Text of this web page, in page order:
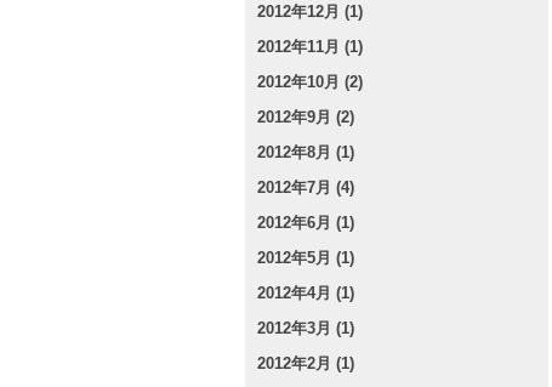
2012年12月 (1)
2012年11月 (1)
2012年10月 (2)
2012年9月 (2)
2012年8月 (1)
2012年7月 (4)
2012年6月 (1)
2012年5月 (1)
2012年4月 (1)
2012年3月 (1)
2012年2月 (1)